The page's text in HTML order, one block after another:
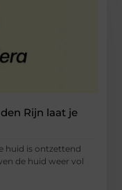
Rijn laat je
huid is ontzettend
de huid weer vol